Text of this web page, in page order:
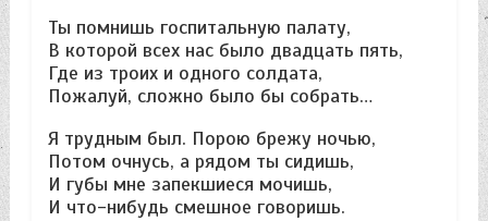
Ты помнишь госпитальную палату,
В которой всех нас было двадцать пять,
Где из троих и одного солдата,
Пожалуй, сложно было бы собрать…
Я трудным был. Порою брежу ночью,
Потом очнусь, а рядом ты сидишь,
И губы мне запекшиеся мочишь,
И что-нибудь смешное говоришь.